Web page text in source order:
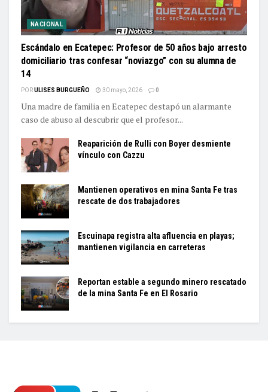
NACIONAL
Escándalo en Ecatepec: Profesor de 50 años bajo arresto
domiciliario tras confesar “noviazgo” con su alumna de
14
PORULISES BURGUEÑO 30 mayo, 2026 0
Una madre de familia en Ecatepec destapó un alarmante
caso de abuso al descubrir que el profesor...
Reaparición de Rulli con Boyer desmiente
vínculo con Cazzu
Mantienen operativos en mina Santa Fe tras
rescate de dos trabajadores
Escuinapa registra alta afluencia en playas;
mantienen vigilancia en carreteras
Reportan estable a segundo minero rescatado
de la mina Santa Fe en El Rosario